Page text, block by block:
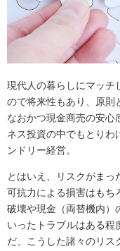
現代人の暮らしにマッチ
ので将来性もあり、原則
なおかつ現金商売の安
ネス投資の中でもとりわ
ンドリー経営。
とはいえ、リスクがまっ
可抗力による損害はもち
破壊や現金（両替機内）
いったトラブルはある程
だ、こうした諸々のリス